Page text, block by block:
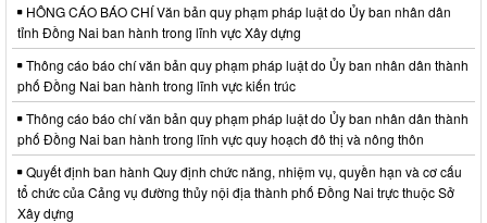
HÔNG CÁO BÁO CHÍ Văn bản quy phạm pháp luật do Ủy ban nhân dân
tỉnh Đồng Nai ban hành trong lĩnh vực Xây dựng
Thông cáo báo chí văn bản quy phạm pháp luật do Ủy ban nhân dân thành
phố Đồng Nai ban hành trong lĩnh vực kiến trúc
Thông cáo báo chí văn bản quy phạm pháp luật do Ủy ban nhân dân thành
phố Đồng Nai ban hành trong lĩnh vực quy hoạch đô thị và nông thôn
Quyết định ban hành Quy định chức năng, nhiệm vụ, quyền hạn và cơ cấu
tổ chức của Cảng vụ đường thủy nội địa thành phố Đồng Nai trực thuộc Sở
Xây dựng